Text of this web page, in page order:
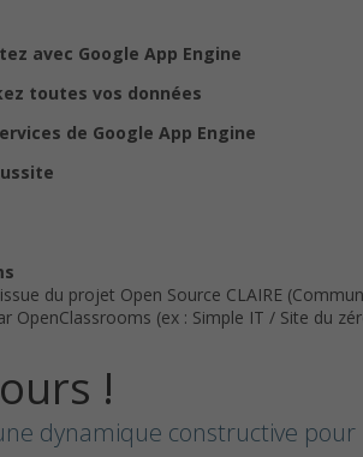
avec Google App Engine
toutes vos données
de Google App Engine
du projet Open Source CLAIRE
OpenClassrooms (ex : Simple IT / Site du
!
dynamique constructive pour